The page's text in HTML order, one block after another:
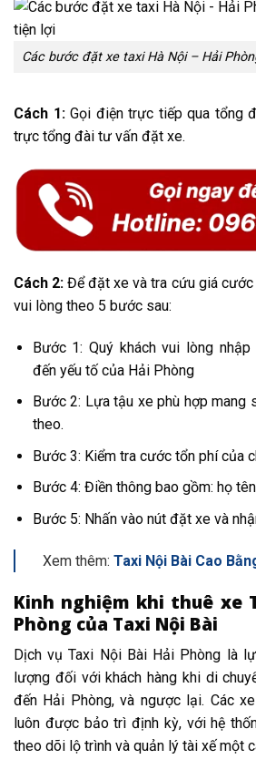
Các bước đặt xe taxi Hà Nội – Hải
Cách 1:Gọi điện trực tiếp qua tổng
trực tổng đài tư vấn đặt xe.
Cách 2: Để đặt xe và tra cứu giá
vui lòng theo 5 bước sau:
Bước 1: Quý khách vui lòng
đến yếu tốcủa Hải Phòng
Bước 2: Lựatậu xephù hợp mang
theo.
Bước 3: Kiểm tra cước tổn phícủa
Bước 4: Điền thôngbao gồm: họ
Bước 5: Nhấn vào nút đặt xe và
Xem thêm: Taxi Nội Bài Cao
Kinh nghiệm khi thuê xe
Phòng của Taxi Nội Bài
Dịch vụ Taxi Nội Bài Hải Phòng là
lượng đối với khách hàng khi di
đến Hải Phòng, và ngược lại. Các
luôn được bảo trì định kỳ, với hệ
theo dõi lộ trình và quản lý tài xế một